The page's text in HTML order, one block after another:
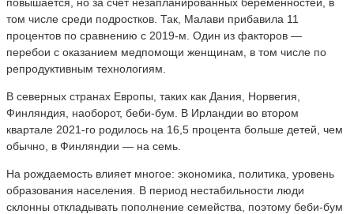
том числе среди подростков. Так, Малави прибавила 11
процентов по сравнению с 2019-м. Один из факторов —
перебои с оказанием медпомощи женщинам, в том числе по
репродуктивным технологиям.
В северных странах Европы, таких как Дания, Норвегия,
Финляндия, наоборот, беби-бум. В Ирландии во втором
квартале 2021-го родилось на 16,5 процента больше детей, чем
обычно, в Финляндии — на семь.
На рождаемость влияет многое: экономика, политика, уровень
образования населения. В период нестабильности люди
склонны откладывать пополнение семейства, поэтому беби-бум